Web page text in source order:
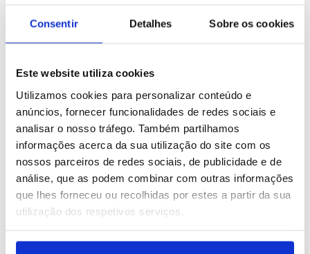
Consentir Detalhes Sobre os cookies
Este website utiliza cookies
Utilizamos cookies para personalizar conteúdo e
anúncios, fornecer funcionalidades de redes sociais e
analisar o nosso tráfego. Também partilhamos
informações acerca da sua utilização do site com os
nossos parceiros de redes sociais, de publicidade e de
análise, que as podem combinar com outras informações
que lhes forneceu ou recolhidas por estes a partir da sua
utilização dos respetivos serviços.
Espanha: Festival
Internacional de Teatro
Clássico de Mérida
ID: 47566514 Data: 05/08/2026 09:25
Malásia: Vida quotidiana
em Kuala Lumpur
ID: 47566494 Data: 05/08/2026 09:20
13 IMAGENS 13 IMAGENS